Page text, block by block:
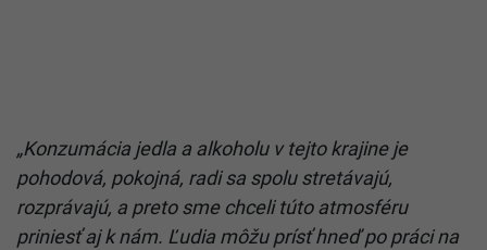
„Konzumácia jedla a alkoholu v tejto krajine je
pohodová, pokojná, radi sa spolu stretávajú,
rozprávajú, a preto sme chceli túto atmosféru
priniesť aj k nám. Ľudia môžu prísť hneď po práci na